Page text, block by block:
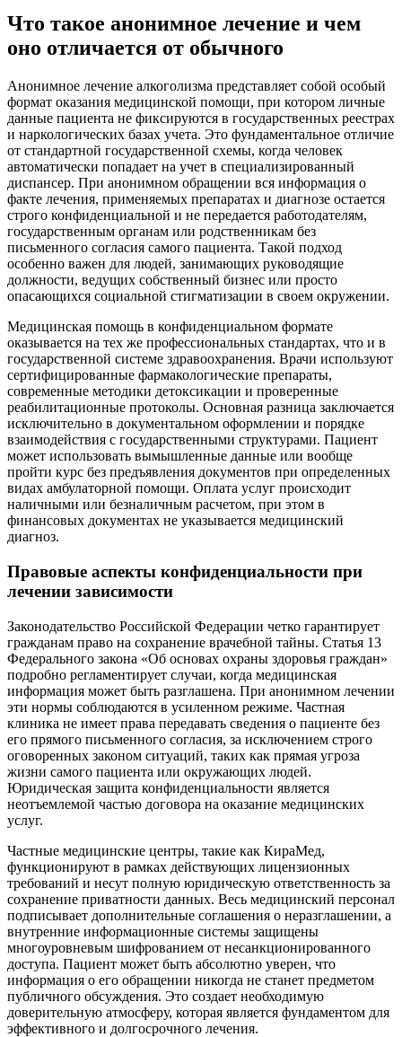
Что такое анонимное лечение и чем
оно отличается от обычного
Анонимное лечение алкоголизма представляет собой особый
формат оказания медицинской помощи, при котором личные
данные пациента не фиксируются в государственных реестрах
и наркологических базах учета. Это фундаментальное отличие
от стандартной государственной схемы, когда человек
автоматически попадает на учет в специализированный
диспансер. При анонимном обращении вся информация о
факте лечения, применяемых препаратах и диагнозе остается
строго конфиденциальной и не передается работодателям,
государственным органам или родственникам без
письменного согласия самого пациента. Такой подход
особенно важен для людей, занимающих руководящие
должности, ведущих собственный бизнес или просто
опасающихся социальной стигматизации в своем окружении.
Медицинская помощь в конфиденциальном формате
оказывается на тех же профессиональных стандартах, что и в
государственной системе здравоохранения. Врачи используют
сертифицированные фармакологические препараты,
современные методики детоксикации и проверенные
реабилитационные протоколы. Основная разница заключается
исключительно в документальном оформлении и порядке
взаимодействия с государственными структурами. Пациент
может использовать вымышленные данные или вообще
пройти курс без предъявления документов при определенных
видах амбулаторной помощи. Оплата услуг происходит
наличными или безналичным расчетом, при этом в
финансовых документах не указывается медицинский
диагноз.
Правовые аспекты конфиденциальности при
лечении зависимости
Законодательство Российской Федерации четко гарантирует
гражданам право на сохранение врачебной тайны. Статья 13
Федерального закона «Об основах охраны здоровья граждан»
подробно регламентирует случаи, когда медицинская
информация может быть разглашена. При анонимном лечении
эти нормы соблюдаются в усиленном режиме. Частная
клиника не имеет права передавать сведения о пациенте без
его прямого письменного согласия, за исключением строго
оговоренных законом ситуаций, таких как прямая угроза
жизни самого пациента или окружающих людей.
Юридическая защита конфиденциальности является
неотъемлемой частью договора на оказание медицинских
услуг.
Частные медицинские центры, такие как КираМед,
функционируют в рамках действующих лицензионных
требований и несут полную юридическую ответственность за
сохранение приватности данных. Весь медицинский персонал
подписывает дополнительные соглашения о неразглашении, а
внутренние информационные системы защищены
многоуровневым шифрованием от несанкционированного
доступа. Пациент может быть абсолютно уверен, что
информация о его обращении никогда не станет предметом
публичного обсуждения. Это создает необходимую
доверительную атмосферу, которая является фундаментом для
эффективного и долгосрочного лечения.